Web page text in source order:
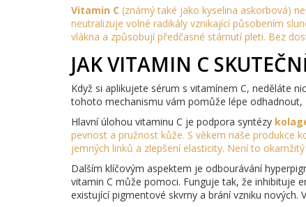
Vitamin C (známý také jako kyselina askorbová)
neutralizuje volné radikály vznikající působením
vlákna a způsobují předčasné stárnutí pleti. Bez
JAK VITAMIN C
Když si aplikujete sérum s vitamínem C, neděláte
tohoto mechanismu vám pomůže lépe
Hlavní úlohou vitaminu C je podpora syntézy
pevnost a pružnost kůže. S věkem naše produkce
jemných linků a zlepšení elasticity. Není to
Dalším klíčovým aspektem je odbourávání
vitamin C může pomoci. Funguje tak, že inhibituje
existující pigmentové skvrny a brání vzniku